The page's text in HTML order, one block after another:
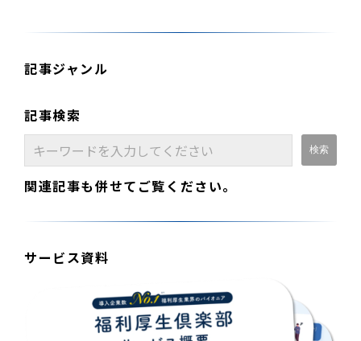
記事ジャンル
記事検索
関連記事も併せてご覧ください。
サービス資料